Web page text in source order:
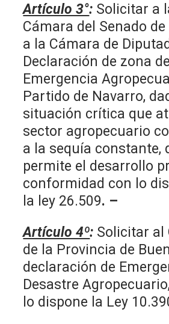
Artículo 3°: Solicitar a
Cámara del Senado
a la Cámara de
Declaración de zona
Emergencia
Partido de Navarro,
situación crítica que
sector agropecuario
a la sequía constante,
permite el desarrollo
conformidad con lo
la ley 26.509. –
Artículo 4º: Solicitar al
de la Provincia de
declaración de
Desastre
lo dispone la Ley